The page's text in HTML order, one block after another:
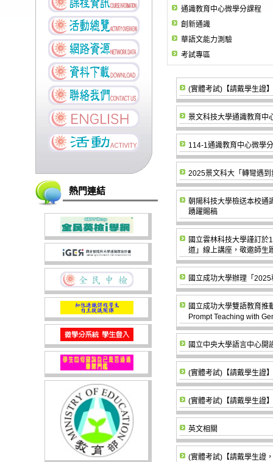
熱門連結
通識教育中心微學分課程
創新通識
華語文能力測驗
考試專區
(實體考試)【請戴學生證
景文科技大學通識教育中
114-1通識教育中心微學
2025景文科大「轉彎遇
朝陽科技大學檢送本校通
踴躍賜稿
國立雲林科技大學謹訂於
道」線上講座，敬邀師生
國立成功大學辦理「
國立成功大學雙語教育推
Prompt Teaching with
國立中央大學語言中心開
(實體考試)【請戴學生證
(實體考試)【請戴學生證
英文相關
(實體考試)【請戴學生證